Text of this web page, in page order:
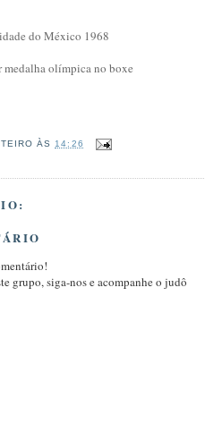
do México 1968
olímpica no boxe
ÀS14:26
grupo, siga-nos e acompanhe o judô